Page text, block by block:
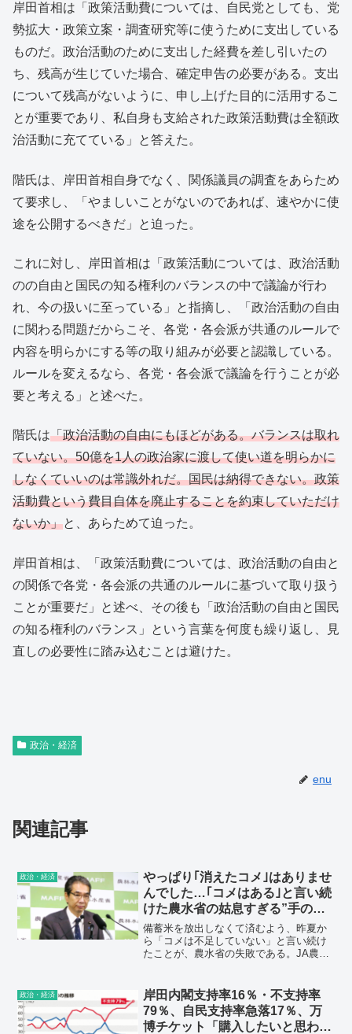
岸田首相は「政策活動費については、自民党としても、党
勢拡大・政策立案・調査研究等に使うために支出している
ものだ。政治活動のために支出した経費を差し引いたの
ち、残高が生じていた場合、確定申告の必要がある。支出
について残高がないように、申し上げた目的に活用するこ
とが重要であり、私自身も支給された政策活動費は全額政
治活動に充てている」と答えた。
階氏は、岸田首相自身でなく、関係議員の調査をあらため
て要求し、「やましいことがないのであれば、速やかに使
途を公開するべきだ」と迫った。
これに対し、岸田首相は「政策活動については、政治活動
のの自由と国民の知る権利のバランスの中で議論が行わ
れ、今の扱いに至っている」と指摘し、「政治活動の自由
に関わる問題だからこそ、各党・各会派が共通のルールで
内容を明らかにする等の取り組みが必要と認識している。
ルールを変えるなら、各党・各会派で議論を行うことが必
要と考える」と述べた。
階氏は「政治活動の自由にもほどがある。バランスは取れ
ていない。50億を1人の政治家に渡して使い道を明らかに
しなくていいのは常識外れだ。国民は納得できない。政策
活動費という費目自体を廃止することを約束していただけ
ないか」と、あらためて迫った。
岸田首相は、「政策活動費については、政治活動の自由と
の関係で各党・各会派の共通のルールに基づいて取り扱う
ことが重要だ」と述べ、その後も「政治活動の自由と国民
の知る権利のバランス」という言葉を何度も繰り返し、見
直しの必要性に踏み込むことは避けた。
政治・経済
enu
関連記事
政治・経済
やっぱり｢消えたコメ｣はありませ
んでした…｢コメはある｣と言い続
けた農水省の姑息すぎる”手のひ
ら返し” だから備蓄米を放出し
ても価格は上がり続ける
備蓄米を放出しなくて済むよう、昨夏か
ら「コメは不足していない」と言い続け
たことが、農水省の失敗である。JA農協
民を騙してきたことが明白となった。
政治・経済
岸田内閣支持率16％・不支持率
79％、自民支持率急落17％、万
博チケット「購入したいと思わな